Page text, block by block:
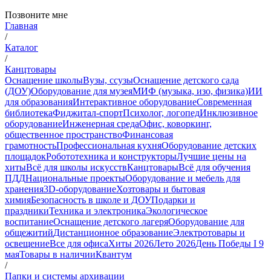
Позвоните мне
Главная
/
Каталог
/
Канцтовары
Оснащение школыВузы, ссузыОснащение детского сада
(ДОУ)Оборудование для музеяМИФ (музыка, изо, физика)ИИ
для образованияИнтерактивное оборудованиеСовременная
библиотекаФиджитал-спортПсихолог, логопедИнклюзивное
оборудованиеИнженерная средаОфис, коворкинг,
общественное пространствоФинансовая
грамотностьПрофессиональная кухняОборудование детских
площадокРобототехника и конструкторыЛучшие цены на
хитыВсё для школы искусствКанцтоварыВсё для обучения
ПДДНациональные проектыОборудование и мебель для
хранения3D-оборудованиеХозтовары и бытовая
химияБезопасность в школе и ДОУПодарки и
праздникиТехника и электроникаЭкологическое
воспитаниеОснащение детского лагеряОборудование для
общежитийДистанционное образованиеЭлектротовары и
освещениеВсе для офисаХиты 2026Лето 2026День Победы I 9
маяТовары в наличииКвантум
/
Папки и системы архивации